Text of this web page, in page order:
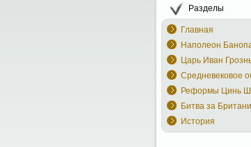
Разделы
Главная
Наполеон
Царь Иван
Средневековое
Реформы Цинь
Битва за
История